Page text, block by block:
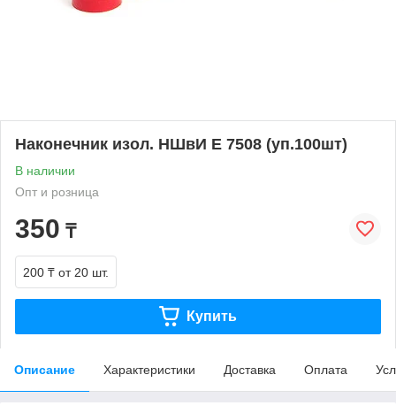
Наконечник изол. НШвИ Е 7508 (уп.100шт)
В наличии
Опт и розница
350 ₸
200 ₸ от 20 шт.
Купить
Описание Характеристики Доставка Оплата